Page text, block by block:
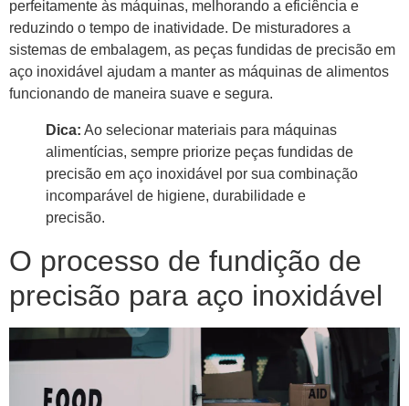
perfeitamente às máquinas, melhorando a eficiência e
reduzindo o tempo de inatividade. De misturadores a
sistemas de embalagem, as peças fundidas de precisão em
aço inoxidável ajudam a manter as máquinas de alimentos
funcionando de maneira suave e segura.
Dica: Ao selecionar materiais para máquinas
alimentícias, sempre priorize peças fundidas de
precisão em aço inoxidável por sua combinação
incomparável de higiene, durabilidade e
precisão.
O processo de fundição de
precisão para aço inoxidável